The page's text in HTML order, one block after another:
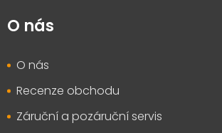
O nás
O nás
Recenze obchodu
Záruční a pozáruční servis